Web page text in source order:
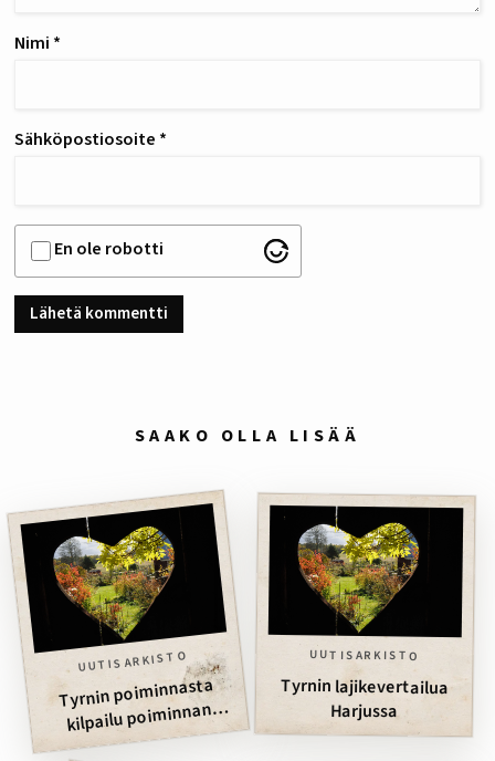
Nimi *
Sähköpostiosoite *
En ole robotti
SAAKO OLLA LISÄÄ
UUTISARKISTO
Tyrnin poiminnasta
kilpailu poiminnan
kehittämiseksi
UUTISARKISTO
Tyrnin lajikevertailua
Harjussa